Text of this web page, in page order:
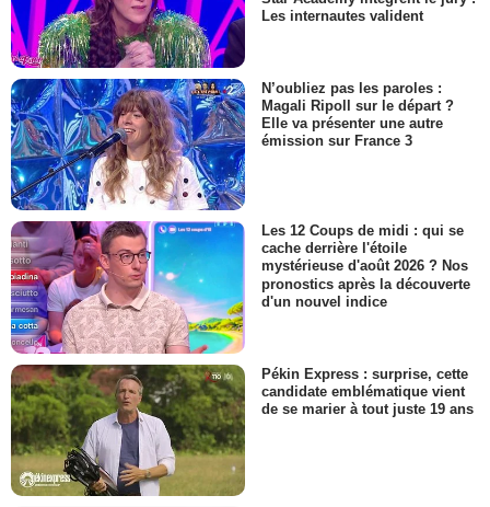
Les internautes valident
N’oubliez pas les paroles :
Magali Ripoll sur le départ ?
Elle va présenter une autre
émission sur France 3
Les 12 Coups de midi : qui se
cache derrière l'étoile
mystérieuse d'août 2026 ? Nos
pronostics après la découverte
d'un nouvel indice
Pékin Express : surprise, cette
candidate emblématique vient
de se marier à tout juste 19 ans